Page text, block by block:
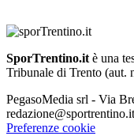
SporTrentino.it è una
Tribunale di Trento (aut.
PegasoMedia srl - Via
Preferenze cookie